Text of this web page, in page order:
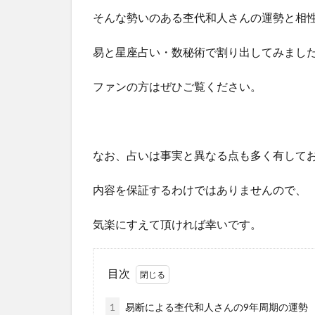
そんな勢いのある杢代和人さんの運勢と相
易と星座占い・数秘術で割り出してみました
ファンの方はぜひご覧ください。
なお、占いは事実と異なる点も多く有して
内容を保証するわけではありませんので、
気楽にすえて頂ければ幸いです。
目次
1 易断による杢代和人さんの9年周期の運勢